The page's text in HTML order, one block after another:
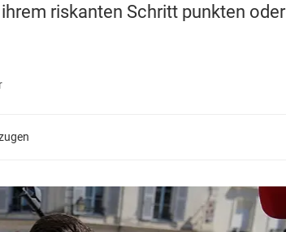
riskanten Schritt punkten oder